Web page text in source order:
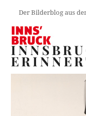
Der Bilderblog aus